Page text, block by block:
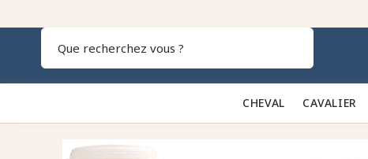
CHEVAL 🐎 CAVALIER 👕